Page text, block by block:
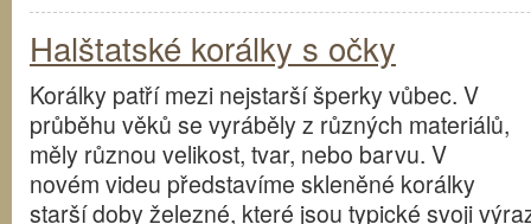
Halštatské korálky s očky
Korálky patří mezi nejstarší šperky vůbec. V
průběhu věků se vyráběly z různých materiálů,
měly různou velikost, tvar, nebo barvu. V
novém videu představíme skleněné korálky
starší doby železné, které jsou typické svoji